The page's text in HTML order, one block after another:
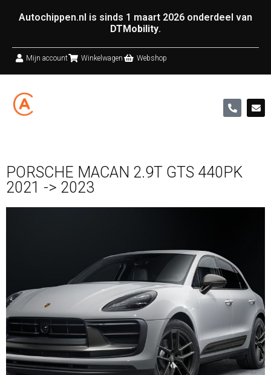
Autochippen.nl is sinds 1 maart 2026 onderdeel van
DTMobility.
Mijn account Winkelwagen Webshop
PORSCHE MACAN 2.9T GTS 440PK
2021 -> 2023